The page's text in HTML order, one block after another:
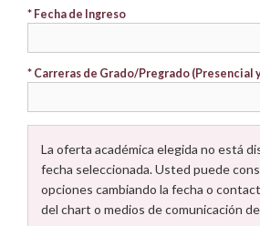
* Fecha de Ingreso
* Carreras de Grado/Pregrado (Presencial
La oferta académica elegida no está
fecha seleccionada. Usted puede
opciones cambiando la fecha o
del chart o medios de comunicación